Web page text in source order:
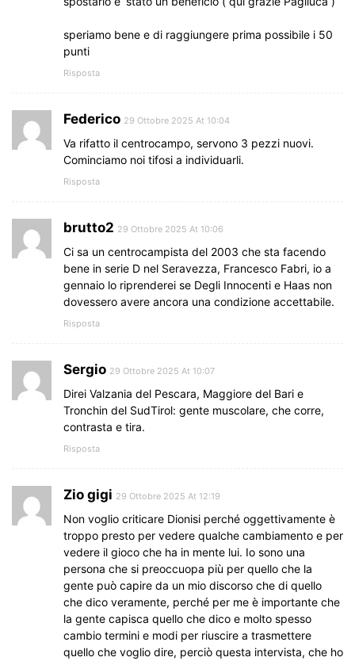
speriamo bene e di raggiungere prima possibile i 50
punti
Risposta
Federico 29 Ottobre 2025 At 10:04
Va rifatto il centrocampo, servono 3 pezzi nuovi.
Cominciamo noi tifosi a individuarli.
Risposta
brutto2 29 Ottobre 2025 At 10:06
Ci sa un centrocampista del 2003 che sta facendo
bene in serie D nel Seravezza, Francesco Fabri, io a
gennaio lo riprenderei se Degli Innocenti e Haas non
dovessero avere ancora una condizione accettabile.
Risposta
Sergio 29 Ottobre 2025 At 10:07
Direi Valzania del Pescara, Maggiore del Bari e
Tronchin del SudTirol: gente muscolare, che corre,
contrasta e tira.
Risposta
Zio gigi 29 Ottobre 2025 At 12:19
Non voglio criticare Dionisi perché oggettivamente è
troppo presto per vedere qualche cambiamento e per
vedere il gioco che ha in mente lui. Io sono una
persona che si preoccuopa più per quello che la
gente può capire da un mio discorso che di quello
che dico veramente, perché per me è importante che
la gente capisca quello che dico e molto spesso
cambio termini e modi per riuscire a trasmettere
quello che voglio dire, perciò questa intervista, che ho